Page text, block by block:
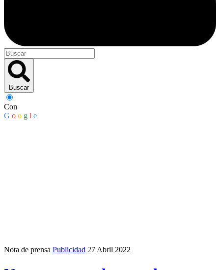
Buscar
Con
G o o g l e
Nota de prensa Publicidad 27 Abril 2022